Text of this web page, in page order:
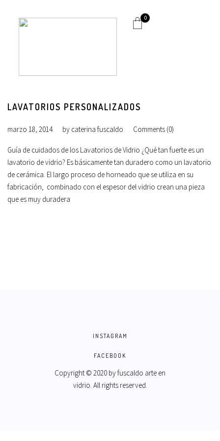
0
LAVATORIOS PERSONALIZADOS
marzo 18, 2014 by caterina fuscaldo Comments (0)
Guía de cuidados de los Lavatorios de Vidrio ¿Qué tan fuerte es un
lavatorio de vidrio? Es básicamente tan duradero como un lavatorio
de cerámica. El largo proceso de horneado que se utiliza en su
fabricación, combinado con el espesor del vidrio crean una pieza
que es muy duradera
INSTAGRAM
FACEBOOK
Copyright © 2020 byfuscaldo arte en
vidrio. All rights reserved.